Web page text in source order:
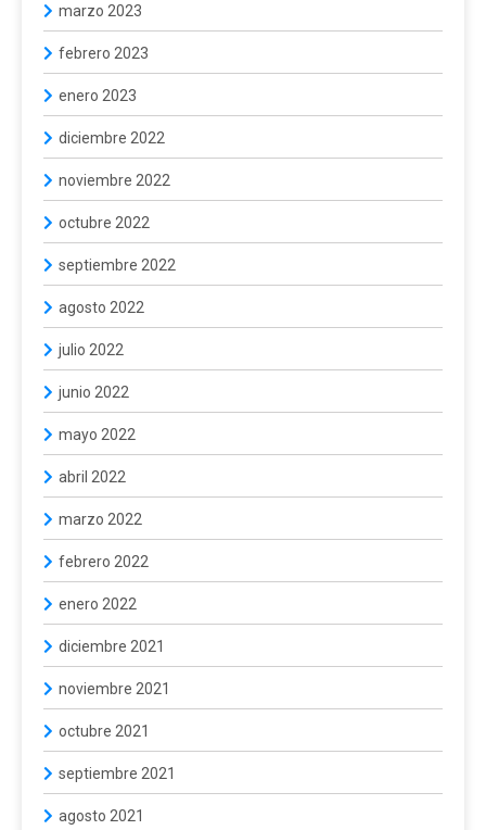
marzo 2023
febrero 2023
enero 2023
diciembre 2022
noviembre 2022
octubre 2022
septiembre 2022
agosto 2022
julio 2022
junio 2022
mayo 2022
abril 2022
marzo 2022
febrero 2022
enero 2022
diciembre 2021
noviembre 2021
octubre 2021
septiembre 2021
agosto 2021